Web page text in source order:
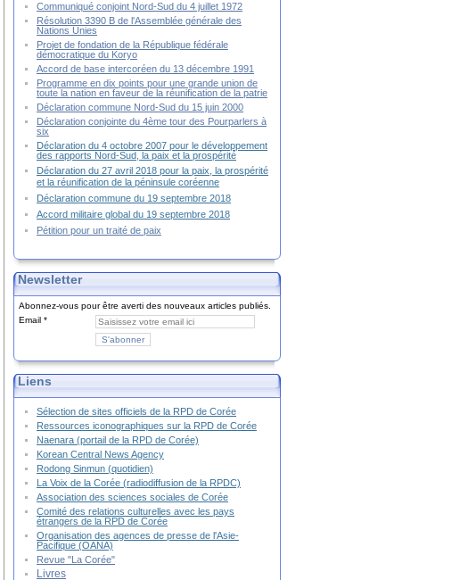
Communiqué conjoint Nord-Sud du 4 juillet 1972
Résolution 3390 B de l'Assemblée générale des
Nations Unies
Projet de fondation de la République fédérale
démocratique du Koryo
Accord de base intercoréen du 13 décembre 1991
Programme en dix points pour une grande union de
toute la nation en faveur de la réunification de la patrie
Déclaration commune Nord-Sud du 15 juin 2000
Déclaration conjointe du 4ème tour des Pourparlers à
six
Déclaration du 4 octobre 2007 pour le développement
des rapports Nord-Sud, la paix et la prospérité
Déclaration du 27 avril 2018 pour la paix, la prospérité
et la réunification de la péninsule coréenne
Déclaration commune du 19 septembre 2018
Accord militaire global du 19 septembre 2018
Pétition pour un traité de paix
Newsletter
Abonnez-vous pour être averti des nouveaux articles publiés.
Email
Liens
Sélection de sites officiels de la RPD de Corée
Ressources iconographiques sur la RPD de Corée
Naenara (portail de la RPD de Corée)
Korean Central News Agency
Rodong Sinmun (quotidien)
La Voix de la Corée (radiodiffusion de la RPDC)
Association des sciences sociales de Corée
Comité des relations culturelles avec les pays
étrangers de la RPD de Corée
Organisation des agences de presse de l'Asie-
Pacifique (OANA)
Revue "La Corée"
Livres